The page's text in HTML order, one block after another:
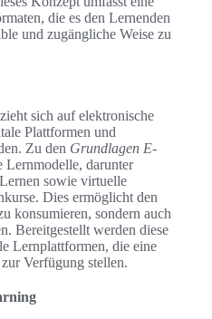
die es den Lernenden
und zugängliche Weise zu
sich auf elektronische
Plattformen und
Zu den Grundlagen E-
Lernmodelle, darunter
sowie virtuelle
Dies ermöglicht den
konsumieren, sondern auch
Bereitgestellt werden diese
Lernplattformen, die eine
Verfügung stellen.